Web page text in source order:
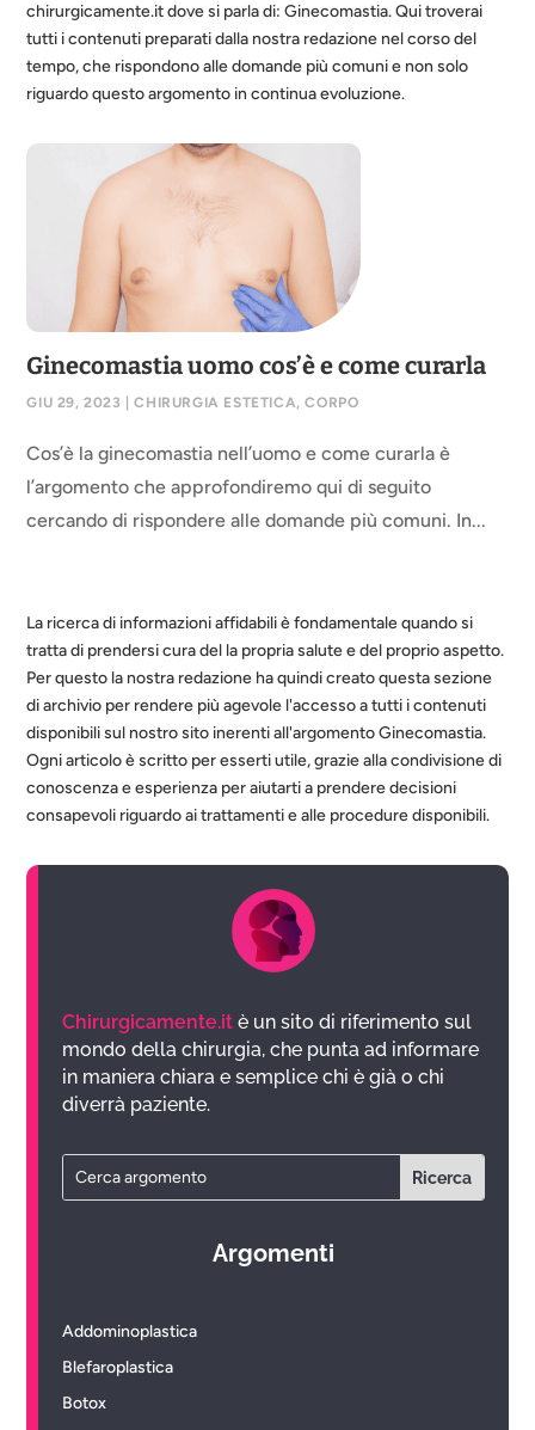
chirurgicamente.it dove si parla di: Ginecomastia. Qui troverai
tutti i contenuti preparati dalla nostra redazione nel corso del
tempo, che rispondono alle domande più comuni e non solo
riguardo questo argomento in continua evoluzione.
Ginecomastia uomo cos’è e come curarla
GIU 29, 2023 |CHIRURGIA ESTETICA,CORPO
Cos’è la ginecomastia nell’uomo e come curarla è
l’argomento che approfondiremo qui di seguito
cercando di rispondere alle domande più comuni. In...
La ricerca di informazioni affidabili è fondamentale quando si
tratta di prendersi cura del la propria salute e del proprio aspetto.
Per questo la nostra redazione ha quindi creato questa sezione
di archivio per rendere più agevole l'accesso a tutti i contenuti
disponibili sul nostro sito inerenti all'argomento Ginecomastia.
Ogni articolo è scritto per esserti utile, grazie alla condivisione di
conoscenza e esperienza per aiutarti a prendere decisioni
consapevoli riguardo ai trattamenti e alle procedure disponibili.
Chirurgicamente.it è un sito di riferimento sul
mondo della chirurgia, che punta ad informare
in maniera chiara e semplice chi è già o chi
diverrà paziente.
Argomenti
Addominoplastica
Blefaroplastica
Botox